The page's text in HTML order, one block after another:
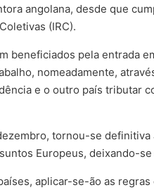
angolana, desde que
(IRC).
beneficiados pela entrada
nomeadamente,
e o outro país tributar
tornou-se
Europeus, deixando-
aplicar-se-ão as